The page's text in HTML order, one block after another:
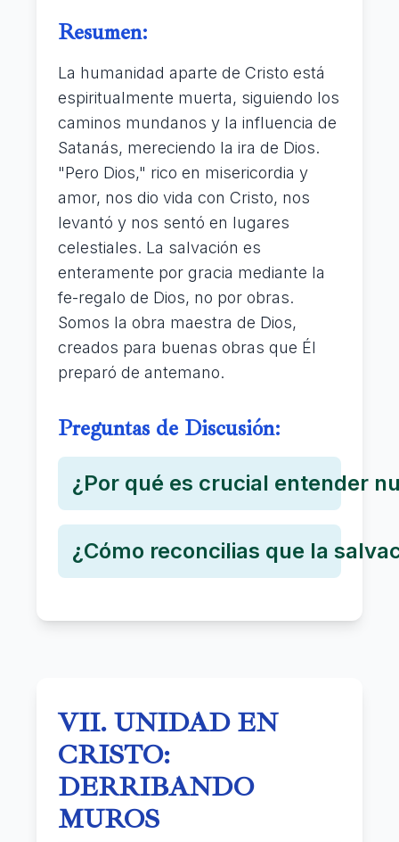
Resumen:
La humanidad aparte de Cristo está
espiritualmente muerta, siguiendo los
caminos mundanos y la influencia de
Satanás, mereciendo la ira de Dios.
"Pero Dios," rico en misericordia y
amor, nos dio vida con Cristo, nos
levantó y nos sentó en lugares
celestiales. La salvación es
enteramente por gracia mediante la
fe-regalo de Dios, no por obras.
Somos la obra maestra de Dios,
creados para buenas obras que Él
preparó de antemano.
Preguntas de Discusión:
¿Por qué es crucial entender
¿Cómo reconcilias que la
VII. UNIDAD EN
CRISTO:
DERRIBANDO
MUROS